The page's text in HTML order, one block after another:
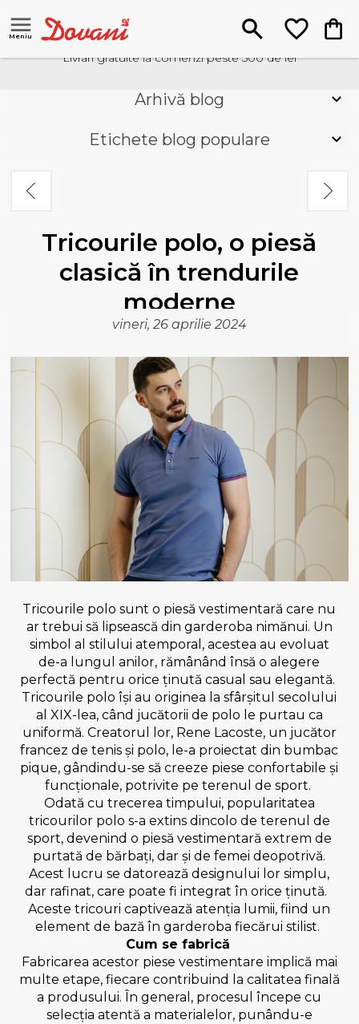
Meniu
Livrari gratuite la comenzi peste 500 de lei
Arhivă blog
Etichete blog populare
Tricourile polo, o piesă
clasică în trendurile
moderne
vineri, 26 aprilie 2024
Tricourile polo sunt o piesă vestimentară care nu
ar trebui să lipsească din garderoba nimănui. Un
simbol al stilului atemporal, acestea au evoluat
de-a lungul anilor, rămânând însă o alegere
perfectă pentru orice ținută casual sau elegantă.
Tricourile polo își au originea la sfârșitul secolului
al XIX-lea, când jucătorii de polo le purtau ca
uniformă. Creatorul lor, Rene Lacoste, un jucător
francez de tenis și polo, le-a proiectat din bumbac
pique, gândindu-se să creeze piese confortabile și
funcționale, potrivite pe terenul de sport.
Odată cu trecerea timpului, popularitatea
tricourilor polo s-a extins dincolo de terenul de
sport, devenind o piesă vestimentară extrem de
purtată de bărbați, dar și de femei deopotrivă.
Acest lucru se datorează designului lor simplu,
dar rafinat, care poate fi integrat în orice ținută.
Aceste tricouri captivează atenția lumii, fiind un
element de bază în garderoba fiecărui stilist.
Cum se fabrică
Fabricarea acestor piese vestimentare implică mai
multe etape, fiecare contribuind la calitatea finală
a produsului. În general, procesul începe cu
selecția atentă a materialelor, punându-e